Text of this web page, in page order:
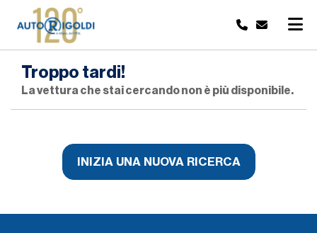
Troppo tardi!
La vettura che stai cercando non è più disponibile.
INIZIA UNA NUOVA RICERCA